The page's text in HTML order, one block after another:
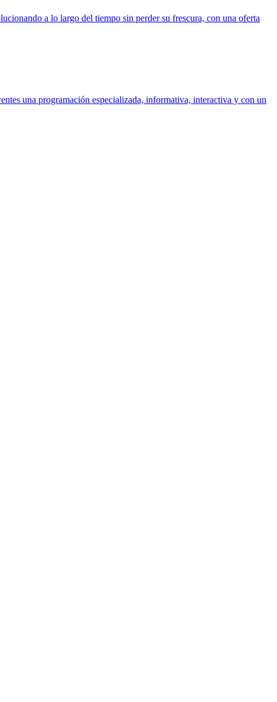
a lo largo del tiempo sin perder su frescura, con una oferta
una programación especializada, informativa, interactiva y con un